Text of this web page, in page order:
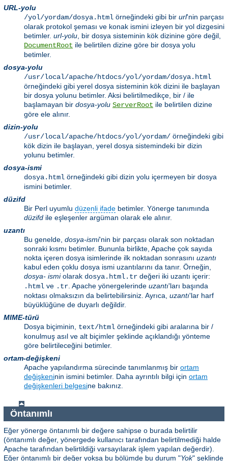
URL-yolu
/yol/yordam/dosya.html örneğindeki gibi bir url'nin parçası
olarak protokol şeması ve konak ismini izleyen bir yol dizgesini
betimler. url-yolu, bir dosya sisteminin kök dizinine göre değil,
DocumentRoot ile belirtilen dizine göre bir dosya yolu
betimler.
dosya-yolu
/usr/local/apache/htdocs/yol/yordam/dosya.html
örneğindeki gibi yerel dosya sisteminin kök dizini ile başlayan
bir dosya yolunu betimler. Aksi belirtilmedikçe, bir / ile
başlamayan bir dosya-yolu ServerRoot ile belirtilen dizine
göre ele alınır.
dizin-yolu
/usr/local/apache/htdocs/yol/yordam/ örneğindeki gibi
kök dizin ile başlayan, yerel dosya sistemindeki bir dizin
yolunu betimler.
dosya-ismi
dosya.html örneğindeki gibi dizin yolu içermeyen bir dosya
ismini betimler.
düzifd
Bir Perl uyumlu düzenli ifade betimler. Yönerge tanımında
düzifd ile eşleşenler argüman olarak ele alınır.
uzantı
Bu genelde, dosya-ismi'nin bir parçası olarak son noktadan
sonraki kısmı betimler. Bununla birlikte, Apache çok sayıda
nokta içeren dosya isimlerinde ilk noktadan sonrasını uzantı
kabul eden çoklu dosya ismi uzantılarını da tanır. Örneğin,
dosya- ismiolarak dosya.html.tr değeri iki uzantı içerir:
.html ve .tr. Apache yönergelerinde uzantı'ları başında
noktası olmaksızın da belirtebilirsiniz. Ayrıca, uzantı'lar harf
büyüklüğüne de duyarlı değildir.
MIME-türü
Dosya biçiminin, text/html örneğindeki gibi aralarına bir /
konulmuş asıl ve alt biçimler şeklinde açıklandığı yönteme
göre belirtileceğini betimler.
ortam-değişkeni
Apache yapılandırma sürecinde tanımlanmış bir ortam
değişkeninin ismini betimler. Daha ayrıntılı bilgi için ortam
değişkenleri belgesine bakınız.
Öntanımlı
Eğer yönerge öntanımlı bir değere sahipse o burada belirtilir
(öntanımlı değer, yönergede kullanıcı tarafından belirtilmediği halde
Apache tarafından belirtildiği varsayılarak işlem yapılan değerdir).
Eğer öntanımlı bir değer yoksa bu bölümde bu durum "Yok" şeklinde